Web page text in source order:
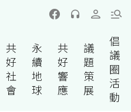
共
好
社
會
永
續
地
球
共
好
響
應
議
題
策
展
倡
議
圈
活
動